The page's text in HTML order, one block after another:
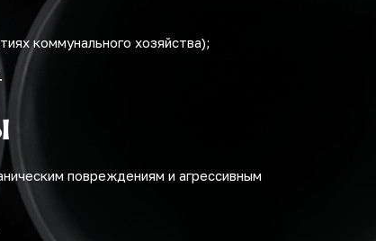
коммунального хозяйства);
повреждениям и агрессивным